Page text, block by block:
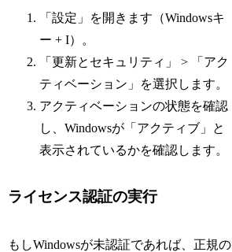
「設定」を開きます（Windowsキ
ー + I）。
「更新とセキュリティ」 > 「アク
ティベーション」を選択します。
アクティベーションの状態を確認
し、Windowsが「アクティブ」と
表示されているかを確認します。
ライセンス認証の実行
もしWindowsが未認証であれば、正規の